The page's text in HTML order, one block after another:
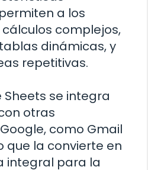
a los
complejos,
dinámicas, y
repetitivas.
se integra
otras
como Gmail
que la convierte en
integral para la